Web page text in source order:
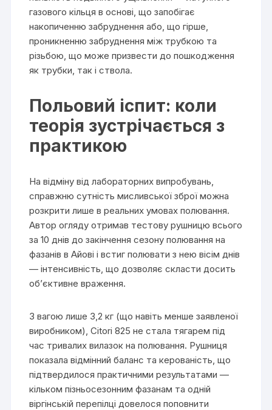
газового кільця в основі, що запобігає
накопиченню забруднення або, що гірше,
проникненню забруднення між трубкою та
різьбою, що може призвести до пошкодження
як трубки, так і ствола.
Польовий іспит: коли
теорія зустрічається з
практикою
На відміну від лабораторних випробувань,
справжню сутність мисливської зброї можна
розкрити лише в реальних умовах полювання.
Автор огляду отримав тестову рушницю всього
за 10 днів до закінчення сезону полювання на
фазанів в Айові і встиг полювати з нею вісім днів
— інтенсивність, що дозволяє скласти досить
об’єктивне враження.
З вагою лише 3,2 кг (що навіть менше заявленої
виробником), Citori 825 не стала тягарем під
час тривалих вилазок на полювання. Рушниця
показала відмінний баланс та керованість, що
підтвердилося практичними результатами —
кільком пізньосезонним фазанам та одній
віргінській перепілці довелося поповнити